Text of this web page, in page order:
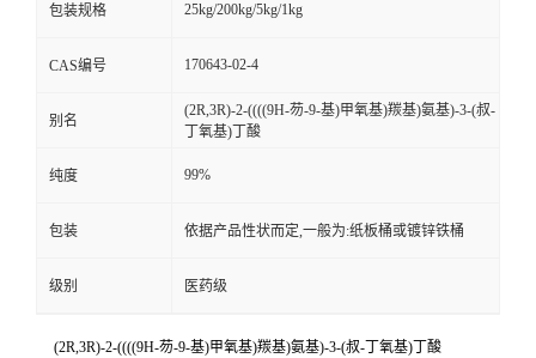
包装规格 25kg/200kg/5kg/1kg
CAS编号 170643-02-4
别名
(2R,3R)-2-((((9H-芴-9-基)甲氧基)羰基)氨基)-3-(叔-
丁氧基)丁酸
纯度 99%
包装 依据产品性状而定,一般为:纸板桶或镀锌铁桶
级别 医药级
(2R,3R)-2-((((9H-芴-9-基)甲氧基)羰基)氨基)-3-(叔-丁氧基)丁酸